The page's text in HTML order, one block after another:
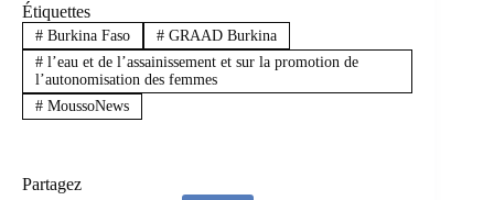
Étiquettes
#Burkina Faso #GRAAD Burkina
#l’eau et de l’assainissement et sur la promotion de
l’autonomisation des femmes
#MoussoNews
Partagez